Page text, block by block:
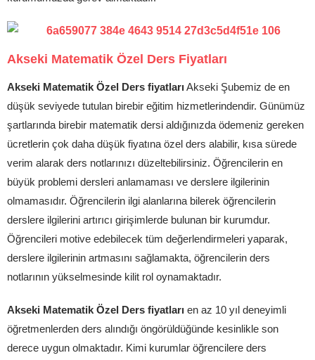
Akseki Matematik Özel Ders Fiyatları
Akseki Matematik Özel Ders fiyatlarıAkseki Şubemiz de en
düşük seviyede tutulan birebir eğitim hizmetlerindendir. Günümüz
şartlarında birebir matematik dersi aldığınızda ödemeniz gereken
ücretlerin çok daha düşük fiyatına özel ders alabilir, kısa sürede
verim alarak ders notlarınızı düzeltebilirsiniz. Öğrencilerin en
büyük problemi dersleri anlamaması ve derslere ilgilerinin
olmamasıdır. Öğrencilerin ilgi alanlarına bilerek öğrencilerin
derslere ilgilerini artırıcı girişimlerde bulunan bir kurumdur.
Öğrencileri motive edebilecek tüm değerlendirmeleri yaparak,
derslere ilgilerinin artmasını sağlamakta, öğrencilerin ders
notlarının yükselmesinde kilit rol oynamaktadır.
Akseki Matematik Özel Ders fiyatları en az 10 yıl deneyimli
öğretmenlerden ders alındığı öngörüldüğünde kesinlikle son
derece uygun olmaktadır. Kimi kurumlar öğrencilere ders